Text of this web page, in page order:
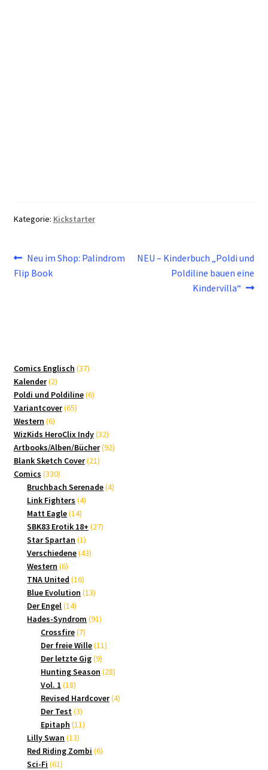
Kategorie: Kickstarter
Beitragsnavigation
Vorheriger
Beitrag:
Neu im Shop: Palindrom
Flip Book
Nächster
NEU – Kinderbuch „Poldi und
Poldiline bauen eine
Kindervilla“
Comics Englisch 3737
Kalender 22
Produkte
Poldi und Poldiline 66
Variantcover 6565
Western 66
Produkte
WizKids HeroClix Indy 3232
Produkte
Artbooks/Alben/Bücher 9292
Blank Sketch Cover 2121
Comics 330330
Produkte
Bruchbach Serenade 44
Link Fighters 44
Matt Eagle 1414
Produkte
SBK83 Erotik 18+ 2727
Star Spartan 11
Produkt
Verschiedene 4343
Western 66
Produkte
TNA United 1616
Produkte
Blue Evolution 1313
Der Engel 1414
Produkte
Hades-Syndrom 9191
Crossfire 77
Produkte
Der freie Wille 1111
Der letzte Gig 99
Produkte
Hunting Season 2828
Vol. 1 1818
Produkte
Revised Hardcover 44
Der Test 33
Produkte
Epitaph 1111
Lilly Swan 1313
Produkte
Red Riding Zombi 66
Sci-Fi 6161